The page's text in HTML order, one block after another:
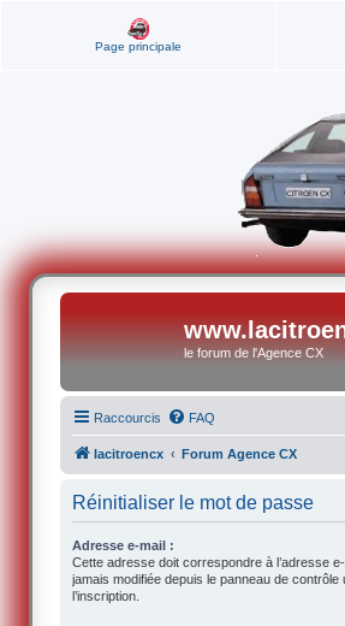
Page principale
le forum de l'Agence CX
Raccourcis FAQ
lacitroencx Forum Agence CX
Réinitialiser le mot de passe
Adresse e-mail :
Cette adresse doit correspondre à l’adresse
jamais modifiée depuis le panneau de contrôle
l’inscription.